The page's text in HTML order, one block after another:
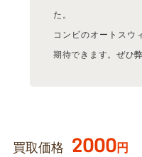
た。
コンビのオートスウ
期待できます。ぜひ
買取価格 2000円